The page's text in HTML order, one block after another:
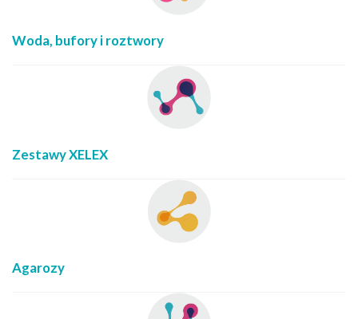
Woda, bufory i roztwory
Zestawy XELEX
Agarozy